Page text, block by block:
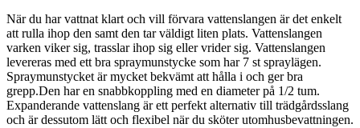
När du har vattnat klart och vill förvara vattenslangen är det enkelt
att rulla ihop den samt den tar väldigt liten plats. Vattenslangen
varken viker sig, trasslar ihop sig eller vrider sig. Vattenslangen
levereras med ett bra spraymunstycke som har 7 st spraylägen.
Spraymunstycket är mycket bekvämt att hålla i och ger bra
grepp.Den har en snabbkoppling med en diameter på 1/2 tum.
Expanderande vattenslang är ett perfekt alternativ till trädgårdsslang
och är dessutom lätt och flexibel när du sköter utomhusbevattningen.